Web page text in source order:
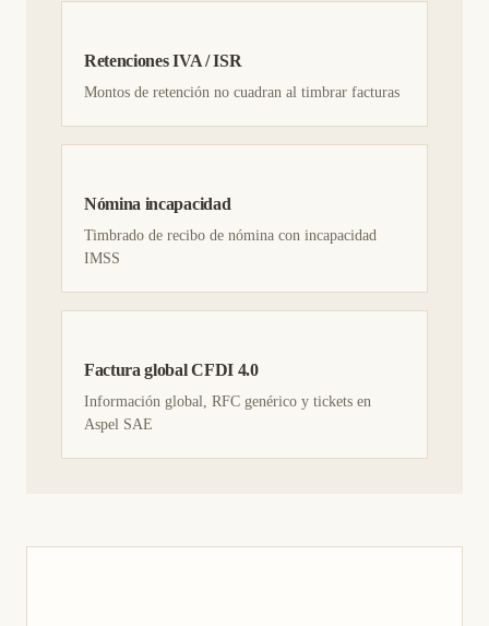
Retenciones IVA / ISR
Montos de retención no cuadran al timbrar facturas
Nómina incapacidad
Timbrado de recibo de nómina con incapacidad
IMSS
Factura global CFDI 4.0
Información global, RFC genérico y tickets en
Aspel SAE